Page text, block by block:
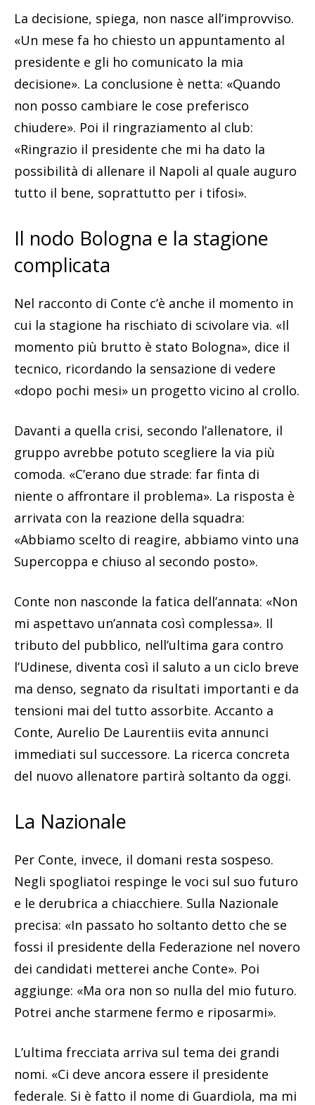
La decisione, spiega, non nasce all’improvviso.
«Un mese fa ho chiesto un appuntamento al
presidente e gli ho comunicato la mia
decisione». La conclusione è netta: «Quando
non posso cambiare le cose preferisco
chiudere». Poi il ringraziamento al club:
«Ringrazio il presidente che mi ha dato la
possibilità di allenare il Napoli al quale auguro
tutto il bene, soprattutto per i tifosi».
Il nodo Bologna e la stagione
complicata
Nel racconto di Conte c’è anche il momento in
cui la stagione ha rischiato di scivolare via. «Il
momento più brutto è stato Bologna», dice il
tecnico, ricordando la sensazione di vedere
«dopo pochi mesi» un progetto vicino al crollo.
Davanti a quella crisi, secondo l’allenatore, il
gruppo avrebbe potuto scegliere la via più
comoda. «C’erano due strade: far finta di
niente o affrontare il problema». La risposta è
arrivata con la reazione della squadra:
«Abbiamo scelto di reagire, abbiamo vinto una
Supercoppa e chiuso al secondo posto».
Conte non nasconde la fatica dell’annata: «Non
mi aspettavo un’annata così complessa». Il
tributo del pubblico, nell’ultima gara contro
l’Udinese, diventa così il saluto a un ciclo breve
ma denso, segnato da risultati importanti e da
tensioni mai del tutto assorbite. Accanto a
Conte, Aurelio De Laurentiis evita annunci
immediati sul successore. La ricerca concreta
del nuovo allenatore partirà soltanto da oggi.
La Nazionale
Per Conte, invece, il domani resta sospeso.
Negli spogliatoi respinge le voci sul suo futuro
e le derubrica a chiacchiere. Sulla Nazionale
precisa: «In passato ho soltanto detto che se
fossi il presidente della Federazione nel novero
dei candidati metterei anche Conte». Poi
aggiunge: «Ma ora non so nulla del mio futuro.
Potrei anche starmene fermo e riposarmi».
L’ultima frecciata arriva sul tema dei grandi
nomi. «Ci deve ancora essere il presidente
federale. Si è fatto il nome di Guardiola, ma mi